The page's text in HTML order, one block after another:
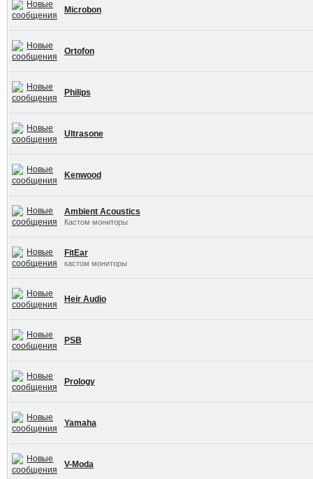
Microbon
Ortofon
Philips
Ultrasone
Kenwood
Ambient Acoustics
Кастом мониторы
FitEar
кастом мониторы
Heir Audio
PSB
Prology
Yamaha
V-Moda